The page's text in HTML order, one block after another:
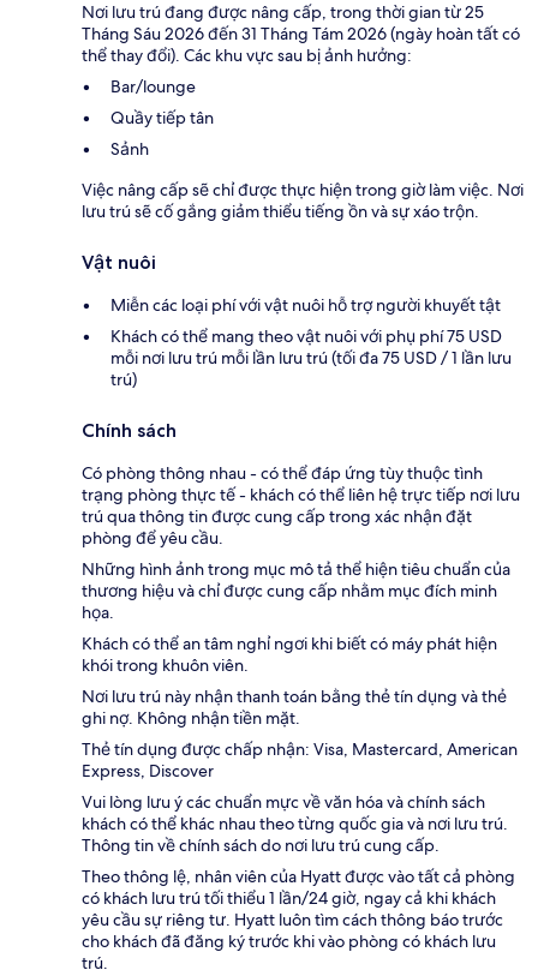
Nơi lưu trú đang được nâng cấp, trong thời gian từ 25
Tháng Sáu 2026 đến 31 Tháng Tám 2026 (ngày hoàn tất có
thể thay đổi). Các khu vực sau bị ảnh hưởng:
Bar/lounge
Quầy tiếp tân
Sảnh
Việc nâng cấp sẽ chỉ được thực hiện trong giờ làm việc. Nơi
lưu trú sẽ cố gắng giảm thiểu tiếng ồn và sự xáo trộn.
Vật nuôi
Miễn các loại phí với vật nuôi hỗ trợ người khuyết tật
Khách có thể mang theo vật nuôi với phụ phí 75 USD
mỗi nơi lưu trú mỗi lần lưu trú (tối đa 75 USD / 1 lần lưu
trú)
Chính sách
Có phòng thông nhau - có thể đáp ứng tùy thuộc tình
trạng phòng thực tế - khách có thể liên hệ trực tiếp nơi lưu
trú qua thông tin được cung cấp trong xác nhận đặt
phòng để yêu cầu.
Những hình ảnh trong mục mô tả thể hiện tiêu chuẩn của
thương hiệu và chỉ được cung cấp nhằm mục đích minh
họa.
Khách có thể an tâm nghỉ ngơi khi biết có máy phát hiện
khói trong khuôn viên.
Nơi lưu trú này nhận thanh toán bằng thẻ tín dụng và thẻ
ghi nợ. Không nhận tiền mặt.
Thẻ tín dụng được chấp nhận: Visa, Mastercard, American
Express, Discover
Vui lòng lưu ý các chuẩn mực về văn hóa và chính sách
khách có thể khác nhau theo từng quốc gia và nơi lưu trú.
Thông tin về chính sách do nơi lưu trú cung cấp.
Theo thông lệ, nhân viên của Hyatt được vào tất cả phòng
có khách lưu trú tối thiểu 1 lần/24 giờ, ngay cả khi khách
yêu cầu sự riêng tư. Hyatt luôn tìm cách thông báo trước
cho khách đã đăng ký trước khi vào phòng có khách lưu
trú.